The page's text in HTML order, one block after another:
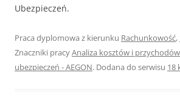
Ubezpieczeń.
Praca dyplomowa z kierunku Rachunkowość,
Znaczniki pracyAnaliza kosztów i
ubezpieczeń - AEGON. Dodana do serwisu 18